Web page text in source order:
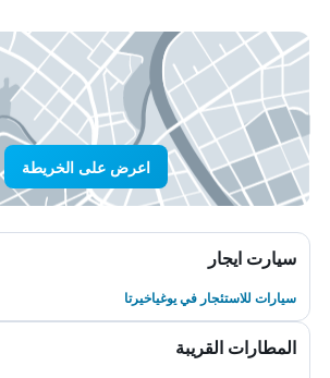
اعرض على الخريطة
سيارت ايجار
سيارات للاستئجار في يوغياخيرتا
المطارات القريبة